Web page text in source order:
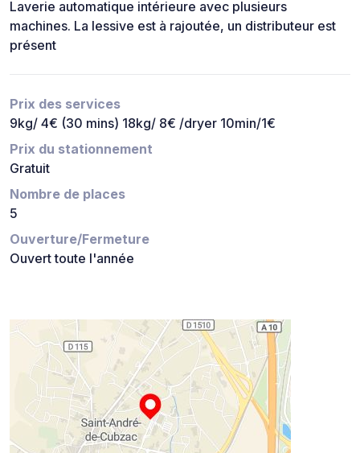
Laverie automatique intérieure avec plusieurs
machines. La lessive est à rajoutée, un distributeur est
présent
Prix des services
9kg/ 4€ (30 mins) 18kg/ 8€ /dryer 10min/1€
Prix du stationnement
Gratuit
Nombre de places
5
Ouverture/Fermeture
Ouvert toute l'année